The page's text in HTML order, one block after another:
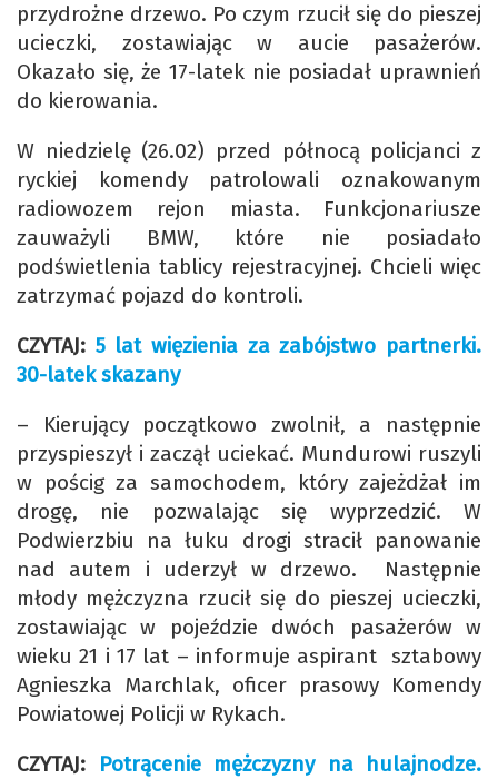
przydrożne drzewo. Po czym rzucił się do pieszej
ucieczki, zostawiając w aucie pasażerów.
Okazało się, że 17-latek nie posiadał uprawnień
do kierowania.
W niedzielę (26.02) przed północą policjanci z
ryckiej komendy patrolowali oznakowanym
radiowozem rejon miasta. Funkcjonariusze
zauważyli BMW, które nie posiadało
podświetlenia tablicy rejestracyjnej. Chcieli więc
zatrzymać pojazd do kontroli.
CZYTAJ: 5 lat więzienia za zabójstwo partnerki.
30-latek skazany
– Kierujący początkowo zwolnił, a następnie
przyspieszył i zaczął uciekać. Mundurowi ruszyli
w pościg za samochodem, który zajeżdżał im
drogę, nie pozwalając się wyprzedzić. W
Podwierzbiu na łuku drogi stracił panowanie
nad autem i uderzył w drzewo. Następnie
młody mężczyzna rzucił się do pieszej ucieczki,
zostawiając w pojeździe dwóch pasażerów w
wieku 21 i 17 lat – informuje aspirant sztabowy
Agnieszka Marchlak, oficer prasowy Komendy
Powiatowej Policji w Rykach.
CZYTAJ:
Potrącenie mężczyzny na hulajnodze.